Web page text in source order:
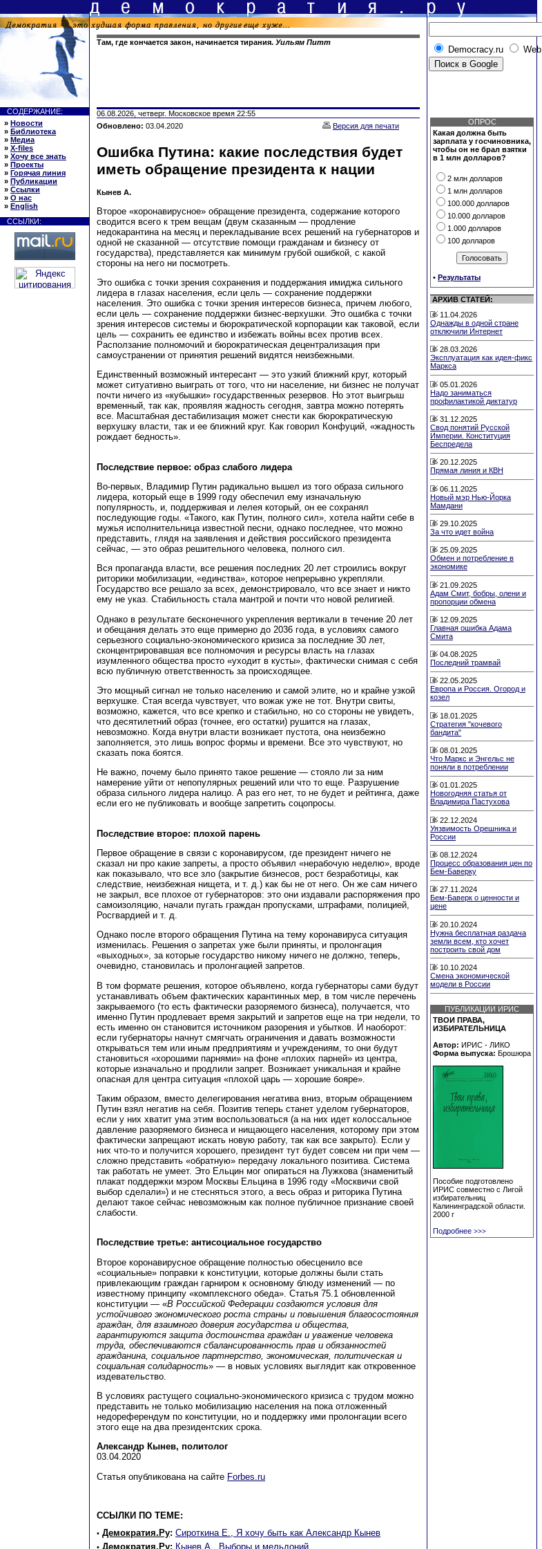
Там, где кончается закон, начинается тирания. Уильям Питт
Democracy.ru Web
СОДЕРЖАНИЕ:
» Новости
» Библиотека
» Медиа
» X-files
» Хочу все знать
» Проекты
» Горячая линия
» Публикации
» Ссылки
» О нас
» English
ССЫЛКИ:
06.08.2026, четверг. Московское время 22:55
Обновлено: 03.04.2020 Версия для печати
Ошибка Путина: какие последствия будет
иметь обращение президента к нации
Кынев А.
Второе «коронавирусное» обращение президента, содержание которого
сводится всего к трем вещам (двум сказанным — продление
недокарантина на месяц и перекладывание всех решений на губернаторов и
одной не сказанной — отсутствие помощи гражданам и бизнесу от
государства), представляется как минимум грубой ошибкой, с какой
стороны на него ни посмотреть.
Это ошибка с точки зрения сохранения и поддержания имиджа сильного
лидера в глазах населения, если цель — сохранение поддержки
населения. Это ошибка с точки зрения интересов бизнеса, причем любого,
если цель — сохранение поддержки бизнес-верхушки. Это ошибка с точки
зрения интересов системы и бюрократической корпорации как таковой, если
цель — сохранить ее единство и избежать войны всех против всех.
Расползание полномочий и бюрократическая децентрализация при
самоустранении от принятия решений видятся неизбежными.
Единственный возможный интересант — это узкий ближний круг, который
может ситуативно выиграть от того, что ни население, ни бизнес не получат
почти ничего из «кубышки» государственных резервов. Но этот выигрыш
временный, так как, проявляя жадность сегодня, завтра можно потерять
все. Масштабная дестабилизация может снести как бюрократическую
верхушку власти, так и ее ближний круг. Как говорил Конфуций, «жадность
рождает бедность».
Последствие первое: образ слабого лидера
Во-первых, Владимир Путин радикально вышел из того образа сильного
лидера, который еще в 1999 году обеспечил ему изначальную
популярность, и, поддерживая и лелея который, он ее сохранял
последующие годы. «Такого, как Путин, полного сил», хотела найти себе в
мужья исполнительница известной песни, однако последнее, что можно
представить, глядя на заявления и действия российского президента
сейчас, — это образ решительного человека, полного сил.
Вся пропаганда власти, все решения последних 20 лет строились вокруг
риторики мобилизации, «единства», которое непрерывно укрепляли.
Государство все решало за всех, демонстрировало, что все знает и никто
ему не указ. Стабильность стала мантрой и почти что новой религией.
Однако в результате бесконечного укрепления вертикали в течение 20 лет
и обещания делать это еще примерно до 2036 года, в условиях самого
серьезного социально-экономического кризиса за последние 30 лет,
сконцентрировавшая все полномочия и ресурсы власть на глазах
изумленного общества просто «уходит в кусты», фактически снимая с себя
всю публичную ответственность за происходящее.
Это мощный сигнал не только населению и самой элите, но и крайне узкой
верхушке. Стая всегда чувствует, что вожак уже не тот. Внутри свиты,
возможно, кажется, что все крепко и стабильно, но со стороны не увидеть,
что десятилетний образ (точнее, его остатки) рушится на глазах,
невозможно. Когда внутри власти возникает пустота, она неизбежно
заполняется, это лишь вопрос формы и времени. Все это чувствуют, но
сказать пока боятся.
Не важно, почему было принято такое решение — стояло ли за ним
намерение уйти от непопулярных решений или что то еще. Разрушение
образа сильного лидера налицо. А раз его нет, то не будет и рейтинга, даже
если его не публиковать и вообще запретить соцопросы.
Последствие второе: плохой парень
Первое обращение в связи с коронавирусом, где президент ничего не
сказал ни про какие запреты, а просто объявил «нерабочую неделю», вроде
как показывало, что все зло (закрытие бизнесов, рост безработицы, как
следствие, неизбежная нищета, и т. д.) как бы не от него. Он же сам ничего
не закрыл, все плохое от губернаторов: это они издавали распоряжения про
самоизоляцию, начали пугать граждан пропусками, штрафами, полицией,
Росгвардией и т. д.
Однако после второго обращения Путина на тему коронавируса ситуация
изменилась. Решения о запретах уже были приняты, и пролонгация
«выходных», за которые государство никому ничего не должно, теперь,
очевидно, становилась и пролонгацией запретов.
В том формате решения, которое объявлено, когда губернаторы сами будут
устанавливать объем фактических карантинных мер, в том числе перечень
закрываемого (то есть фактически разоряемого бизнеса), получается, что
именно Путин продлевает время закрытий и запретов еще на три недели, то
есть именно он становится источником разорения и убытков. И наоборот:
если губернаторы начнут смягчать ограничения и давать возможности
открываться тем или иным предприятиям и учреждениям, то они будут
становиться «хорошими парнями» на фоне «плохих парней» из центра,
которые изначально и продлили запрет. Возникает уникальная и крайне
опасная для центра ситуация «плохой царь — хорошие бояре».
Таким образом, вместо делегирования негатива вниз, вторым обращением
Путин взял негатив на себя. Позитив теперь станет уделом губернаторов,
если у них хватит ума этим воспользоваться (а на них идет колоссальное
давление разоряемого бизнеса и нищающего населения, которому при этом
фактически запрещают искать новую работу, так как все закрыто). Если у
них что-то и получится хорошего, президент тут будет совсем ни при чем —
сложно представить «обратную» передачу локального позитива. Система
так работать не умеет. Это Ельцин мог опираться на Лужкова (знаменитый
плакат поддержки мэром Москвы Ельцина в 1996 году «Москвичи свой
выбор сделали») и не стесняться этого, а весь образ и риторика Путина
делают такое сейчас невозможным как полное публичное признание своей
слабости.
Последствие третье: антисоциальное государство
Второе коронавирусное обращение полностью обесценило все
«социальные» поправки к конституции, которые должны были стать
привлекающим граждан гарниром к основному блюду изменений — по
известному принципу «комплексного обеда». Статья 75.1 обновленной
конституции — «В Российской Федерации создаются условия для
устойчивого экономического роста страны и повышения благосостояния
граждан, для взаимного доверия государства и общества,
гарантируются защита достоинства граждан и уважение человека
труда, обеспечиваются сбалансированность прав и обязанностей
гражданина, социальное партнерство, экономическая, политическая и
социальная солидарность» — в новых условиях выглядит как откровенное
издевательство.
В условиях растущего социально-экономического кризиса с трудом можно
представить не только мобилизацию населения на пока отложенный
недореферендум по конституции, но и поддержку ими пролонгации всего
этого еще на два президентских срока.
Александр Кынев, политолог
03.04.2020
Статья опубликована на сайте Forbes.ru
ССЫЛКИ ПО ТЕМЕ:
• Демократия.Ру: Сироткина Е., Я хочу быть как Александр Кынев
• Демократия.Ру: Кынев А., Выборы и мельдоний
ОПРОС
Какая должна быть
зарплата у госчиновника,
чтобы он не брал взятки
в 1 млн долларов?
2 млн долларов
1 млн долларов
100.000 долларов
10.000 долларов
1.000 долларов
100 долларов
• Результаты
АРХИВ СТАТЕЙ:
11.04.2026
Однажды в одной стране
отключили Интернет
28.03.2026
Эксплуатация как идея-фикс
Маркса
05.01.2026
Надо заниматься
профилактикой диктатур
31.12.2025
Свод понятий Русской
Империи. Конституция
Беспредела
20.12.2025
Прямая линия и КВН
06.11.2025
Новый мэр Нью-Йорка
Мамдани
29.10.2025
За что идет война
25.09.2025
Обмен и потребление в
экономике
21.09.2025
Адам Смит, бобры, олени и
пропорции обмена
12.09.2025
Главная ошибка Адама
Смита
04.08.2025
Последний трамвай
22.05.2025
Европа и Россия. Огород и
козел
18.01.2025
Стратегия "кочевого
бандита"
08.01.2025
Что Маркс и Энгельс не
поняли в потреблении
01.01.2025
Новогодняя статья от
Владимира Пастухова
22.12.2024
Уязвимость Орешника и
России
08.12.2024
Процесс образования цен по
Бем-Баверку
27.11.2024
Бем-Баверк о ценности и
цене
20.10.2024
Нужна бесплатная раздача
земли всем, кто хочет
построить свой дом
10.10.2024
Смена экономической
модели в России
ПУБЛИКАЦИИ ИРИС
ТВОИ ПРАВА,
ИЗБИРАТЕЛЬНИЦА
Автор: ИРИС - ЛИКО
Форма выпуска: Брошюра
Пособие подготовлено
ИРИС совместно с Лигой
избирательниц
Калининградской области.
2000 г
Подробнее >>>